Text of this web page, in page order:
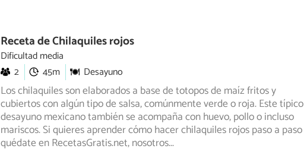
Receta de Chilaquiles rojos
Dificultad media
2
45m Desayuno
Los chilaquiles son elaborados a base de totopos de maíz fritos y
cubiertos con algún tipo de salsa, comúnmente verde o roja. Este típico
desayunomexicano también se acompaña con huevo, pollo o incluso
mariscos. Si quieres aprender cómo hacer chilaquiles rojos paso a paso
quédate en RecetasGratis.net, nosotros...